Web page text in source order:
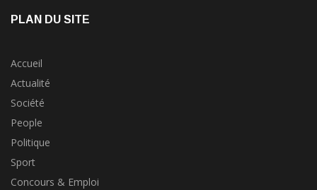
PLAN DU SITE
Accueil
Actualité
Société
People
Politique
Sport
Concours & Emploi